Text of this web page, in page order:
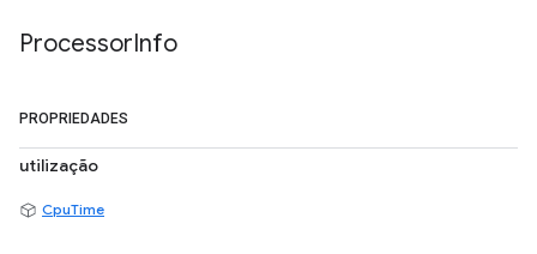
ProcessorInfo
PROPRIEDADES
utilização
CpuTime